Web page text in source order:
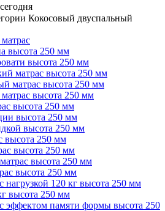
Кокосовый двуспальный
высота 250 мм
высота 250 мм
матрас высота 250 мм
матрас высота 250 мм
высота 250 мм
высота 250 мм
высота 250 мм
высота 250 мм
высота 250 мм
высота 250 мм
высота 250 мм
высота 250 мм
нагрузкой 120 кг высота 250 мм
высота 250 мм
эффектом памяти формы высота 250